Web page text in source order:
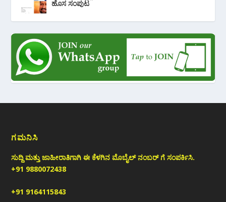
ಹೊಸ ಸಂಪುಟ
ಗಮನಿಸಿ
ಸುದ್ದಿ ಮತ್ತು ಜಾಹೀರಾತಿಗಾಗಿ ಈ ಕೆಳಗಿನ ಮೊಬೈಲ್ ನಂಬರ್ ಗೆ ಸಂಪರ್ಕಿಸಿ.
+91 9880072438
+91 9164115843